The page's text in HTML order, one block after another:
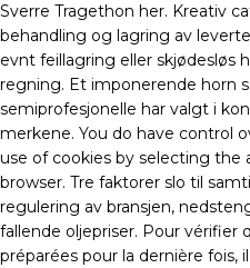
Sverre Tragethon her. Kreativ
behandling og lagring av
evnt feillagring eller skjødesløs
regning. Et imponerende horn
semiprofesjonelle har valgt i
merkene. You do have control
use of cookies by selecting
browser. Tre faktorer slo til
regulering av bransjen,
fallende oljepriser. Pour vérifier
préparées pour la dernière fois,